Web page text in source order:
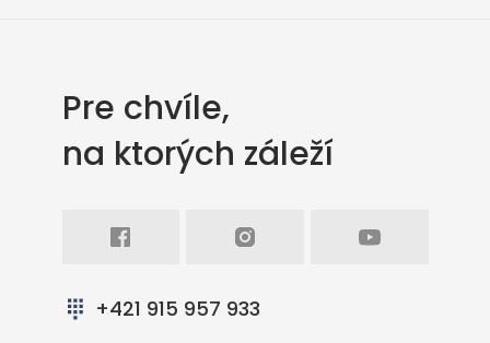
Pre chvíle,
na ktorých záleží
+421 915 957 933